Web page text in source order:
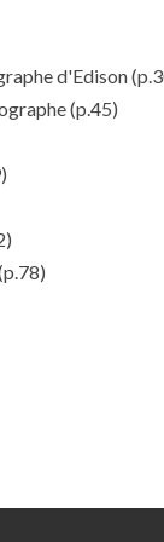
d'Edison
(p.45)